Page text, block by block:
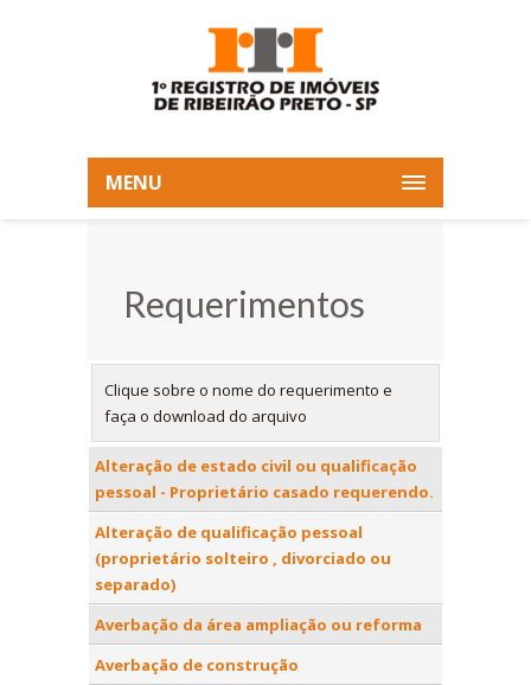
MENU
Requerimentos
Clique sobre o nome do requerimento e
faça o download do arquivo
Alteração de estado civil ou qualificação
pessoal - Proprietário casado requerendo.
Alteração de qualificação pessoal
(proprietário solteiro , divorciado ou
separado)
Averbação da área ampliação ou reforma
Averbação de construção